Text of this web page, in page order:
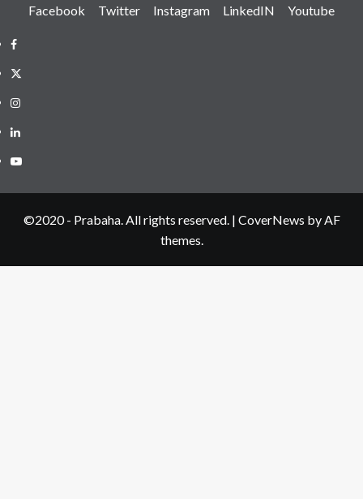
Facebook Twitter Instagram LinkedIN Youtube
Facebook
Twitter
Instagram
LinkedIN
Youtube
©2020 - Prabaha. All rights reserved. | CoverNews by AF
themes.